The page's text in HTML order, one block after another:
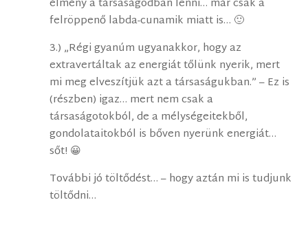
élmény a társaságodban lenni… már csak a
felröppenő labda-cunamik miatt is… 🙂
3.) „Régi gyanúm ugyanakkor, hogy az
extravertáltak az energiát tőlünk nyerik, mert
mi meg elveszítjük azt a társaságukban.” – Ez is
(részben) igaz… mert nem csak a
társaságotokból, de a mélységeitekből,
gondolataitokból is bőven nyerünk energiát…
sőt! 😀
További jó töltődést… – hogy aztán mi is tudjunk
töltődni…